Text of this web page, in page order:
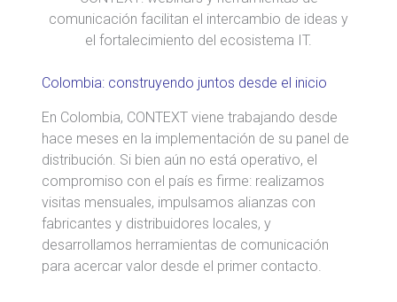
comunicación facilitan el intercambio de ideas y
el fortalecimiento del ecosistema IT.
Colombia: construyendo juntos desde el inicio
En Colombia, CONTEXT viene trabajando desde
hace meses en la implementación de su panel de
distribución. Si bien aún no está operativo, el
compromiso con el país es firme: realizamos
visitas mensuales, impulsamos alianzas con
fabricantes y distribuidores locales, y
desarrollamos herramientas de comunicación
para acercar valor desde el primer contacto.